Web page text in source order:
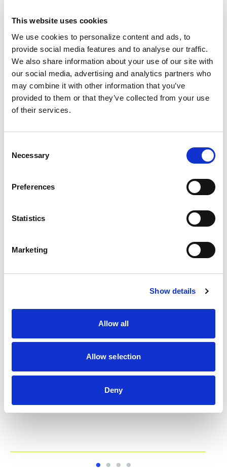
This website uses cookies
We use cookies to personalize content and ads, to
provide social media features and to analyse our traffic.
We also share information about your use of our site with
our social media, advertising and analytics partners who
may combine it with other information that you’ve
provided to them or that they’ve collected from your use
of their services.
Necessary
Preferences
Statistics
Marketing
Show details
Allow all
Allow selection
Deny
ニューヨーク グローバル本社
888 Seventh Avenue, 5th Floor
USA